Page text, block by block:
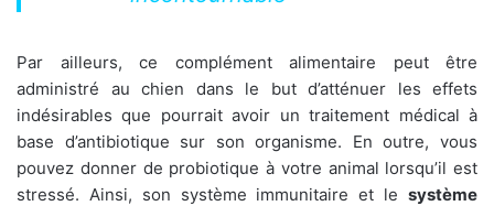
Par ailleurs, ce complément alimentaire peut être
administré au chien dans le but d’atténuer les effets
indésirables que pourrait avoir un traitement médical à
base d’antibiotique sur son organisme. En outre, vous
pouvez donner de probiotique à votre animal lorsqu’il est
stressé. Ainsi, son système immunitaire et le système